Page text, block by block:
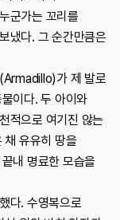
군가는 꼬리를
냈다. 그 순간만큼은
가 제 발로
이다. 두 아이와
적으로 여기진 않는
채 유유히 땅을
내 명료한 모습을
다. 수영복으로